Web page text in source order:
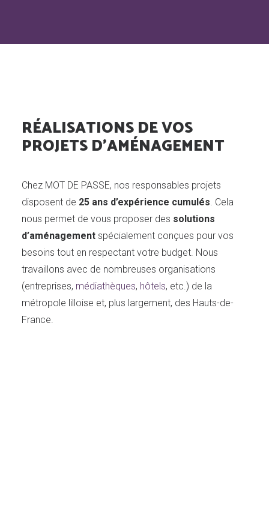
RÉALISATIONS DE VOS
PROJETS D'AMÉNAGEMENT
Chez MOT DE PASSE, nos responsables projets
disposent de 25 ans d’expérience cumulés. Cela
nous permet de vous proposer des solutions
d’aménagement spécialement conçues pour vos
besoins tout en respectant votre budget. Nous
travaillons avec de nombreuses organisations
(entreprises, médiathèques, hôtels, etc.) de la
métropole lilloise et, plus largement, des Hauts-de-
France.